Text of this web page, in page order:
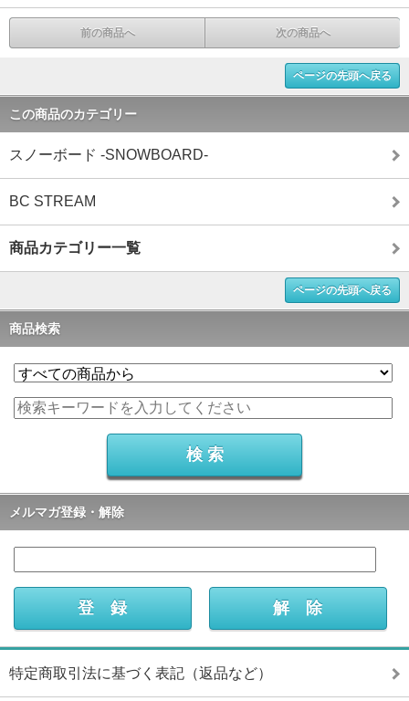
前の商品へ 次の商品へ
ページの先頭へ戻る
この商品のカテゴリー
スノーボード -SNOWBOARD-
BC STREAM
商品カテゴリー一覧
ページの先頭へ戻る
商品検索
メルマガ登録・解除
特定商取引法に基づく表記（返品など）